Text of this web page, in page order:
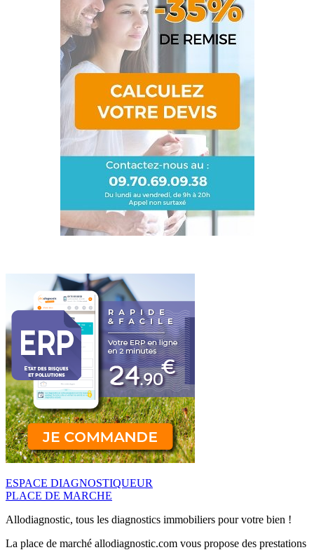
ESPACE DIAGNOSTIQUEUR
PLACE DE MARCHE
Allodiagnostic, tous les diagnostics immobiliers pour votre bien !
La place de marché allodiagnostic.com vous propose des prestations